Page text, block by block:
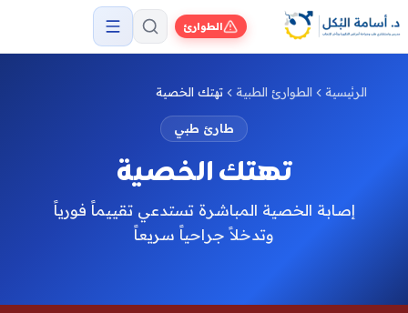
الطوارئ
الرئيسية الطوارئ الطبية تهتك الخصية
طارئ طبي
تهتك الخصية
إصابة الخصية المباشرة تستدعي تقييماً فورياً
وتدخلاً جراحياً سريعاً